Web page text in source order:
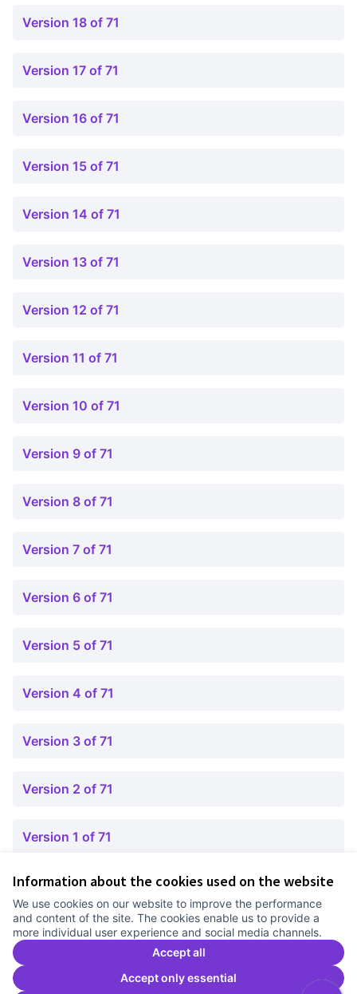
Information about the cookies used on the website
We use cookies on our website to improve the performance
and content of the site. The cookies enable us to provide a
more individual user experience and social media channels.
Accept all
Accept only essential
Version 18 of 71
Version 17 of 71
Version 16 of 71
Version 15 of 71
Version 14 of 71
Version 13 of 71
Version 12 of 71
Version 11 of 71
Version 10 of 71
Version 9 of 71
Version 8 of 71
Version 7 of 71
Version 6 of 71
Version 5 of 71
Version 4 of 71
Version 3 of 71
Version 2 of 71
Version 1 of 71
Cookie settings
Comunitat Canòdrom at Facebook
(External link)
Comunitat Canòdrom at Instagram
(External link)
Comunitat Canòdrom at YouTube
(External link)
English
Triar la llenguaElegir el idiomaChoose language